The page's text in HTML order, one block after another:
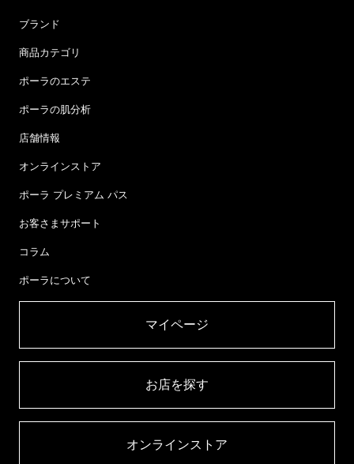
ブランド
商品カテゴリ
ポーラのエステ
ポーラの肌分析
店舗情報
オンラインストア
ポーラ プレミアム パス
お客さまサポート
コラム
ポーラについて
マイページ​
お店を探す​
オンラインストア​